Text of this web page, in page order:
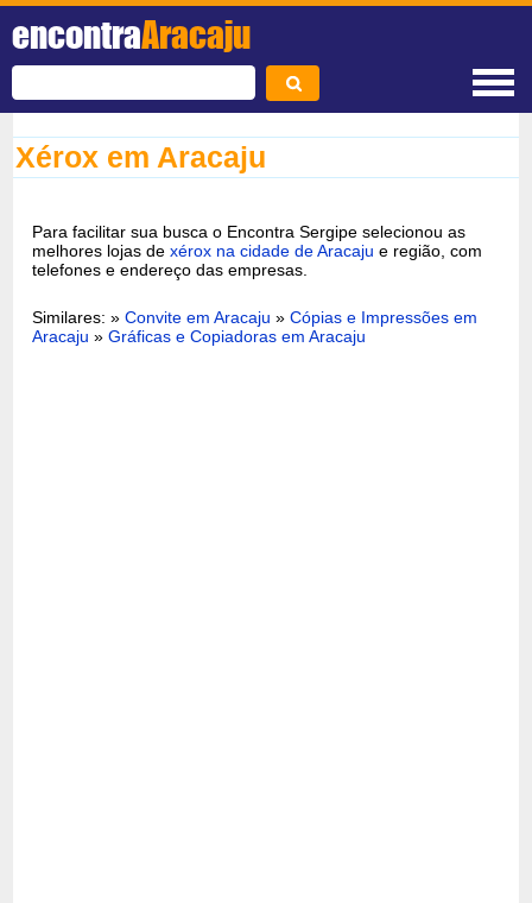
encontraAracaju
Xérox em Aracaju
Para facilitar sua busca o Encontra Sergipe selecionou as
melhores lojas dexérox na cidade de Aracaju e região, com
telefones e endereço das empresas.
Similares: »Convite em Aracaju »Cópias e Impressões em
Aracaju »Gráficas e Copiadoras em Aracaju